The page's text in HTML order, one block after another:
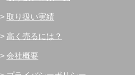
> 取り扱い実績
> 高く売るには？
> 会社概要